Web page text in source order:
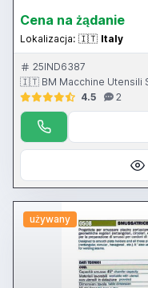
Cena na żądanie
Lokalizacja: 🇮🇹 Italy
25IND6387
🇮🇹 BM Macchine Utensili
4.5
2
używany